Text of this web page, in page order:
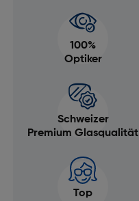
100%
Optiker
Schweizer
Premium Glasqualität
Top